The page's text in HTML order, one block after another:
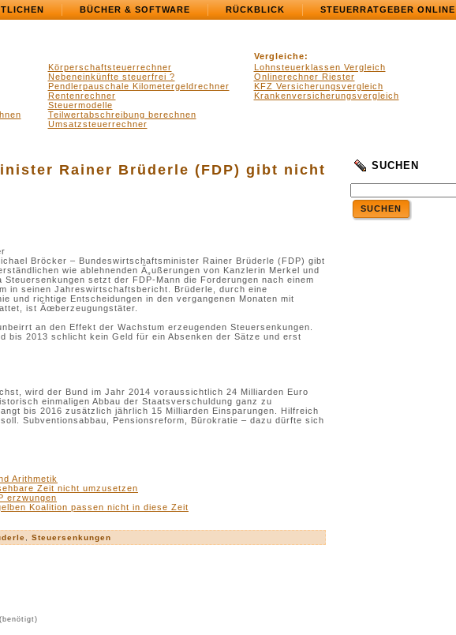
BÜCHER & SOFTWARE RÜCKBLICK STEUERRATGEBER ONLINE
Vergleiche:
Körperschaftsteuerrechner
Nebeneinkünfte steuerfrei ?
Pendlerpauschale Kilometergeldrechner
Rentenrechner
Steuermodelle
Teilwertabschreibung berechnen
Umsatzsteuerrechner
Lohnsteuerklassen Vergleich
Onlinerechner Riester
KFZ Versicherungsvergleich
Krankenversicherungsvergleich
Rainer Brüderle (FDP) gibt nicht
r
Bröcker – Bundeswirtschaftsminister Rainer Brüderle (FDP) gibt
wie ablehnenden Ã„ußerungen von Kanzlerin Merkel und
Steuersenkungen setzt der FDP-Mann die Forderungen nach einem
in seinen Jahreswirtschaftsbericht. Brüderle, durch eine
und richtige Entscheidungen in den vergangenen Monaten mit
ist Ãœberzeugungstäter.
an den Effekt der Wachstum erzeugenden Steuersenkungen.
bis 2013 schlicht kein Geld für ein Absenken der Sätze und erst
wird der Bund im Jahr 2014 voraussichtlich 24 Milliarden Euro
einmaligen Abbau der Staatsverschuldung ganz zu
bis 2016 zusätzlich jährlich 15 Milliarden Einsparungen. Hilfreich
Subventionsabbau, Pensionsreform, Bürokratie – dazu dürfte sich
Arithmetik
Zeit nicht umzusetzen
erzwungen
Koalition passen nicht in diese Zeit
Steuersenkungen
SUCHEN
SUCHEN